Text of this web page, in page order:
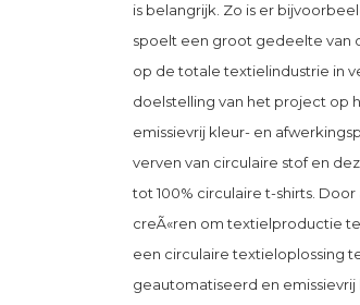
is belangrijk. Zo is er
spoelt een groot gedeelte van
op de totale textielindustrie in
doelstelling van het project op
emissievrij kleur- en
verven van circulaire stof en
tot 100% circulaire t-shirts.
creÃ«ren om textielproductie
een circulaire textieloplossing
geautomatiseerd en